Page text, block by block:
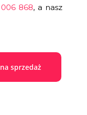
868, a nasz
sprzedaż